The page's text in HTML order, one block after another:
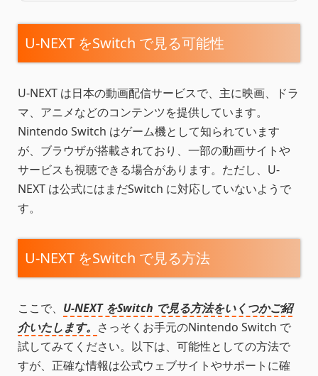
U-NEXT をSwitch で見る可能性
U-NEXT は日本の動画配信サービスで、主に映画、ドラ
マ、アニメなどのコンテンツを提供しています。
Nintendo Switch はゲーム機として知られています
が、ブラウザが搭載されており、一部の動画サイトや
サービスも視聴できる場合があります。ただし、U-
NEXT は公式にはまだSwitch に対応していないようで
す。
U-NEXT をSwitch で見る方法
ここで、 U-NEXT をSwitch で見る方法をいくつかご紹
介いたします。 さっそくお手元のNintendo Switch で
試してみてください。以下は、可能性としての方法で
すが、正確な情報は公式ウェブサイトやサポートに確